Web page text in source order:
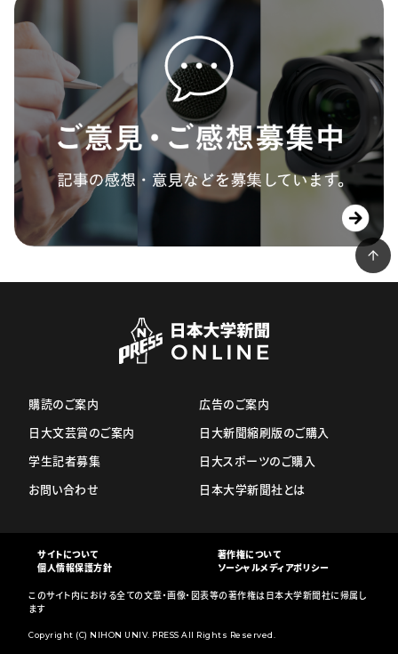
購読のご案内
日大文芸賞のご案内
学生記者募集
お問い合わせ
広告のご案内
日大新聞縮刷版のご購入
日大スポーツのご購入
日本大学新聞社とは
サイトについて
著作権について
個人情報保護方針
ソーシャルメディアポリシー
このサイト内における全ての文章・画像・図表等の著作権は日本大学新聞社に帰属し
ます
Copyright (C) NIHON UNIV. PRESS All Rights Reserved.